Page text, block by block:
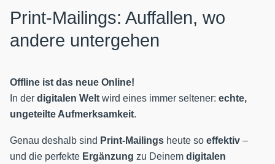
Print-Mailings: Auffallen, wo
andere untergehen
Offline ist das neue Online!
In der digitalen Welt wird eines immer seltener: echte,
ungeteilte Aufmerksamkeit.
Genau deshalb sind Print-Mailings heute so effektiv –
und die perfekte Ergänzung zu Deinem digitalen